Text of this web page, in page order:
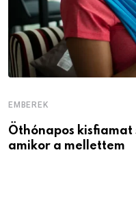
EMBEREK
Öthónapos
amikor a mellettem